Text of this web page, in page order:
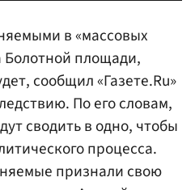
в «массовых
Болотной площади,
сообщил «Газете.Ru»
По его словам,
сводить в одно, чтобы
процесса.
признали свою